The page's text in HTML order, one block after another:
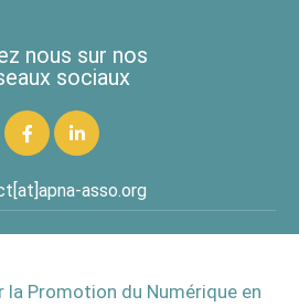
nous sur nos
sociaux
asso.org
Promotion du Numérique en